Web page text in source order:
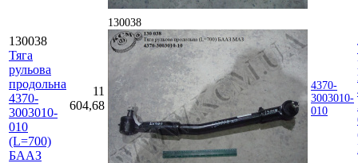
130038
Тяга
рульова
продольна
4370-
3003010-
010
(L=700)
БААЗ
11
604,68
130038
4370-
3003010-
010